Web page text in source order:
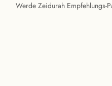
Werde Zeidurah Empfehlungs-